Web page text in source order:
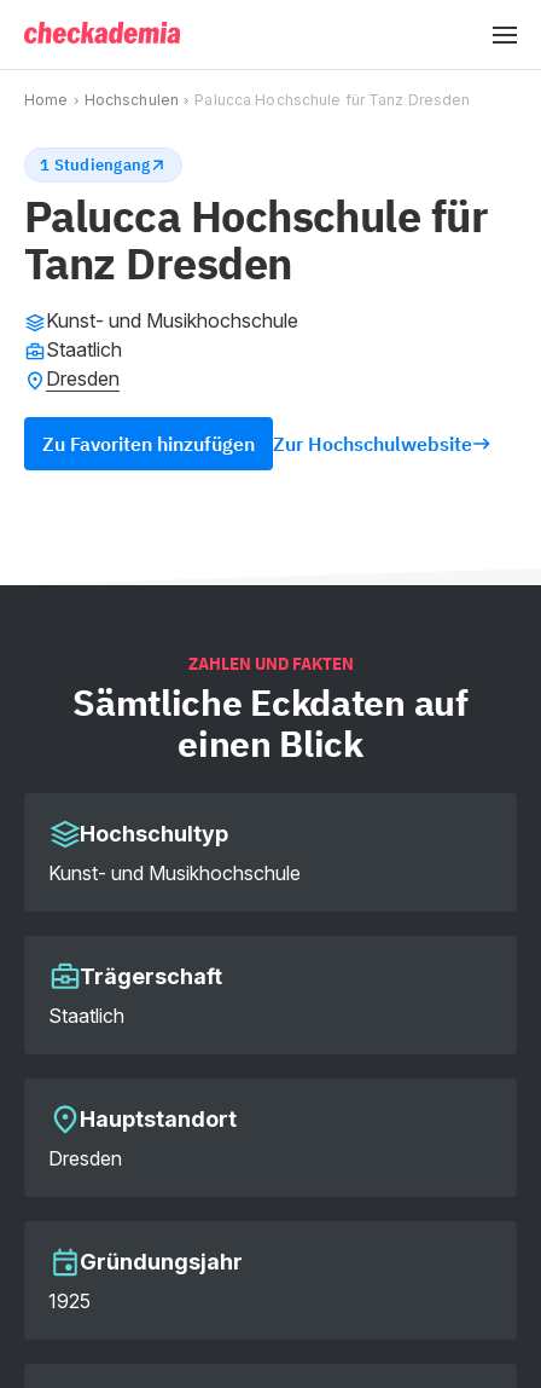
Home Hochschulen Palucca Hochschule für Tanz Dresden
1 Studiengang
Palucca Hochschule für
Tanz Dresden
Kunst- und Musikhochschule
Staatlich
Dresden
Zu Favoriten hinzufügen Zur Hochschulwebsite
ZAHLEN UND FAKTEN
Sämtliche Eckdaten auf
einen Blick
Hochschultyp
Kunst- und Musikhochschule
Trägerschaft
Staatlich
Hauptstandort
Dresden
Gründungsjahr
1925